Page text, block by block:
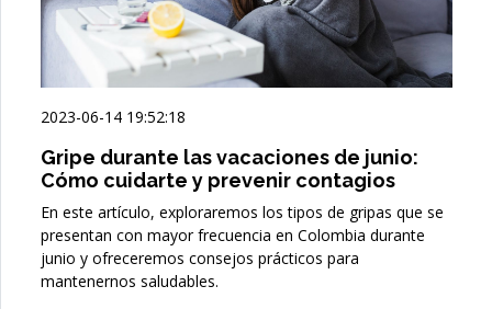
2023-06-14 19:52:18
Gripe durante las vacaciones de junio:
Cómo cuidarte y prevenir contagios
En este artículo, exploraremos los tipos de gripas que se
presentan con mayor frecuencia en Colombia durante
junio y ofreceremos consejos prácticos para
mantenernos saludables.